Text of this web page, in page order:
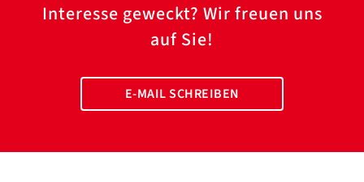
Interesse geweckt? Wir freuen uns
auf Sie!
E-MAIL SCHREIBEN